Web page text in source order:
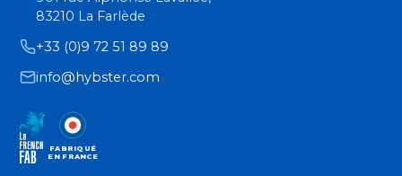
83210 La Farlède
+33 (0)9 72 51 89 89
info@hybster.com
FABRIQUÉ
EN FRANCE